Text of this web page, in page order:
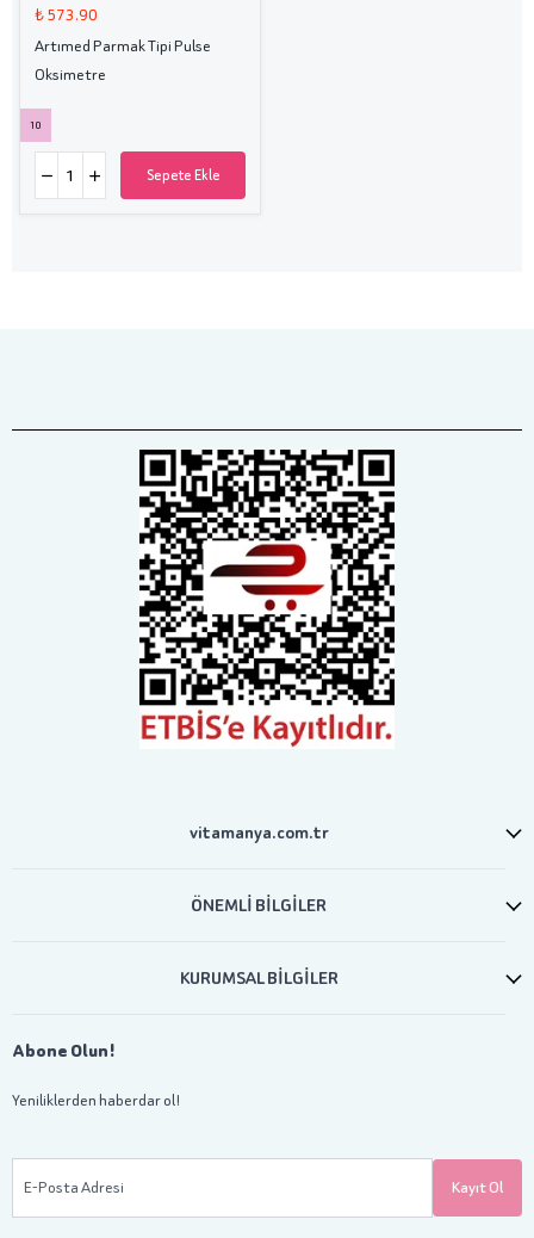
₺ 573.90
Artımed Parmak Tipi Pulse
Oksimetre
10
Sepete Ekle
vitamanya.com.tr
ÖNEMLİ BİLGİLER
KURUMSAL BİLGİLER
Abone Olun!
Yeniliklerden haberdar ol!
E-Posta Adresi Kayıt Ol